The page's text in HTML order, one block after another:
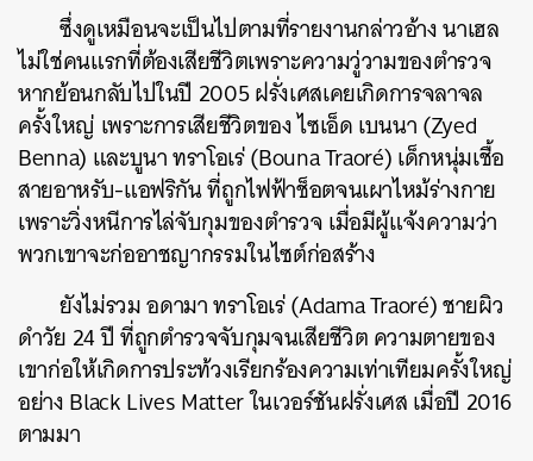
ซึ่งดูเหมือนจะเป็นไปตามที่รายงานกล่าวอ้าง นาเฮล
ไม่ใช่คนแรกที่ต้องเสียชีวิตเพราะความวู่วามของตำรวจ
หากย้อนกลับไปในปี 2005 ฝรั่งเศสเคยเกิดการจลาจล
ครั้งใหญ่ เพราะการเสียชีวิตของ ไซเอ็ด เบนนา (Zyed
Benna) และบูนา ทราโอเร่ (Bouna Traoré) เด็กหนุ่มเชื้อ
สายอาหรับ-แอฟริกัน ที่ถูกไฟฟ้าช็อตจนเผาไหม้ร่างกาย
เพราะวิ่งหนีการไล่จับกุมของตำรวจ เมื่อมีผู้แจ้งความว่า
พวกเขาจะก่ออาชญากรรมในไซต์ก่อสร้าง
ยังไม่รวม อดามา ทราโอเร่ (Adama Traoré) ชายผิว
ดำวัย 24 ปี ที่ถูกตำรวจจับกุมจนเสียชีวิต ความตายของ
เขาก่อให้เกิดการประท้วงเรียกร้องความเท่าเทียมครั้งใหญ่
อย่าง Black Lives Matter ในเวอร์ชันฝรั่งเศส เมื่อปี 2016
ตามมา